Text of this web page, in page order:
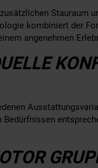
Stauraum
kombiniert der
angenehmen